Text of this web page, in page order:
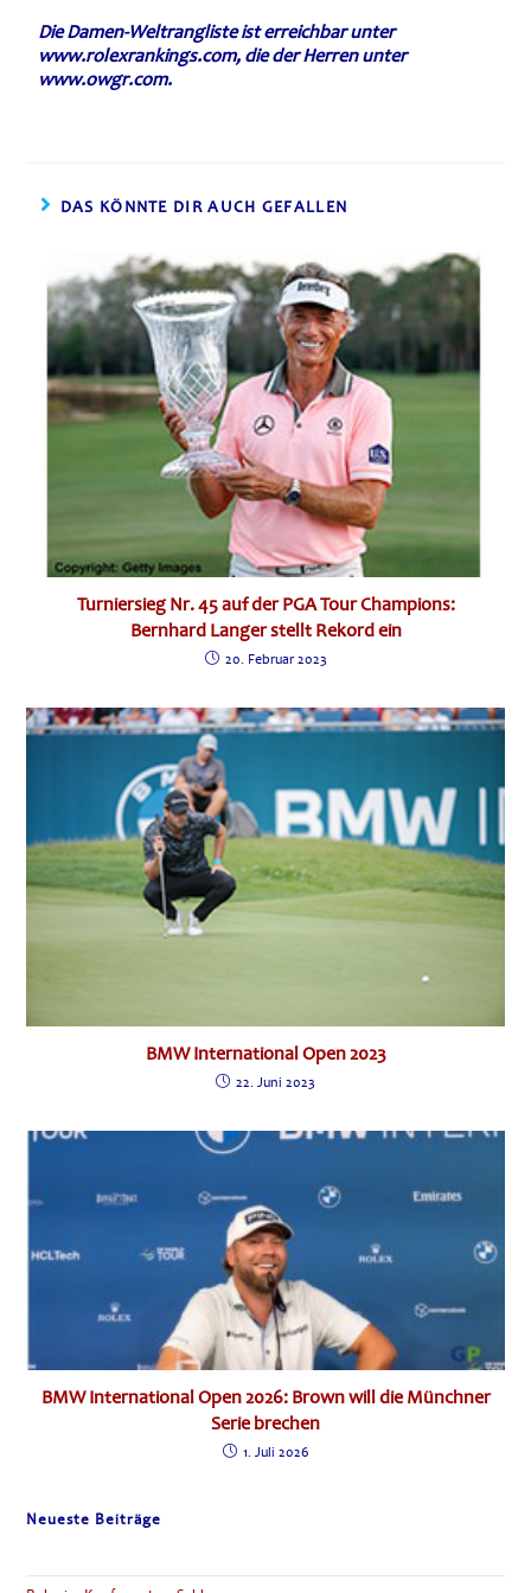
Die Damen-Weltrangliste ist erreichbar unter
www.rolexrankings.com, die der Herren unter
www.owgr.com.
DAS KÖNNTE DIR AUCH GEFALLEN
Turniersieg Nr. 45 auf der PGA Tour Champions:
Bernhard Langer stellt Rekord ein
20. Februar 2023
BMW International Open 2023
22. Juni 2023
BMW International Open 2026: Brown will die Münchner
Serie brechen
1. Juli 2026
Neueste Beiträge